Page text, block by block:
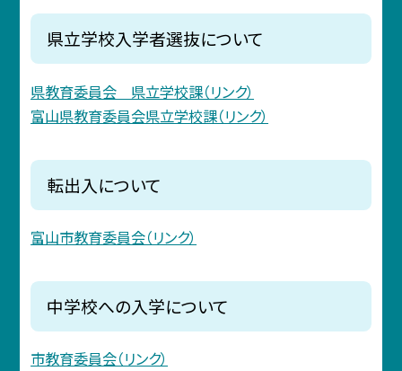
県立学校入学者選抜について
県教育委員会 県立学校課（リンク）
富山県教育委員会県立学校課（リンク）
転出入について
富山市教育委員会（リンク）
中学校への入学について
市教育委員会（リンク）